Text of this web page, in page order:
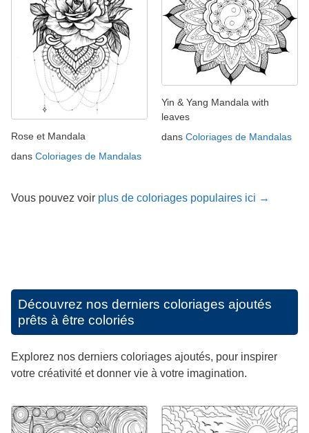
Rose et Mandala
dans Coloriages de Mandalas
Yin & Yang Mandala with
leaves
dans Coloriages de Mandalas
Vous pouvez voir plus de coloriages populaires ici →
Découvrez nos derniers coloriages ajoutés
prêts à être coloriés
Explorez nos derniers coloriages ajoutés, pour inspirer
votre créativité et donner vie à votre imagination.